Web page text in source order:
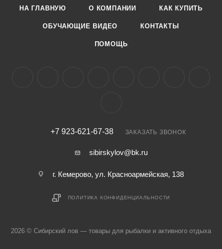
НА ГЛАВНУЮ О КОМПАНИИ КАК КУПИТЬ
ОБУЧАЮЩИЕ ВИДЕО КОНТАКТЫ
ПОМОЩЬ
+7 923-621-67-38 ЗАКАЗАТЬ ЗВОНОК
sibirskylov@bk.ru
г. Кемерово, ул. Красноармейская, 138
ПОЛИТИКА КОНФИДЕНЦИАЛЬНОСТИ
2026 © Сибирский лов — товары для рыбалки и активного отдыха